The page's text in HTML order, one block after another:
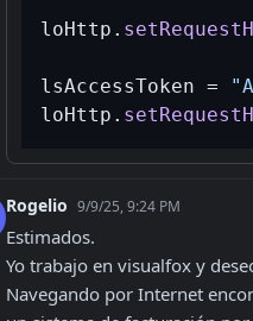
loHttp.
lsAccessToken =
loHttp.
Rogelio 9/9/25, 9:24 PM
Estimados.
Yo trabajo en visualfox y
Navegando por Internet